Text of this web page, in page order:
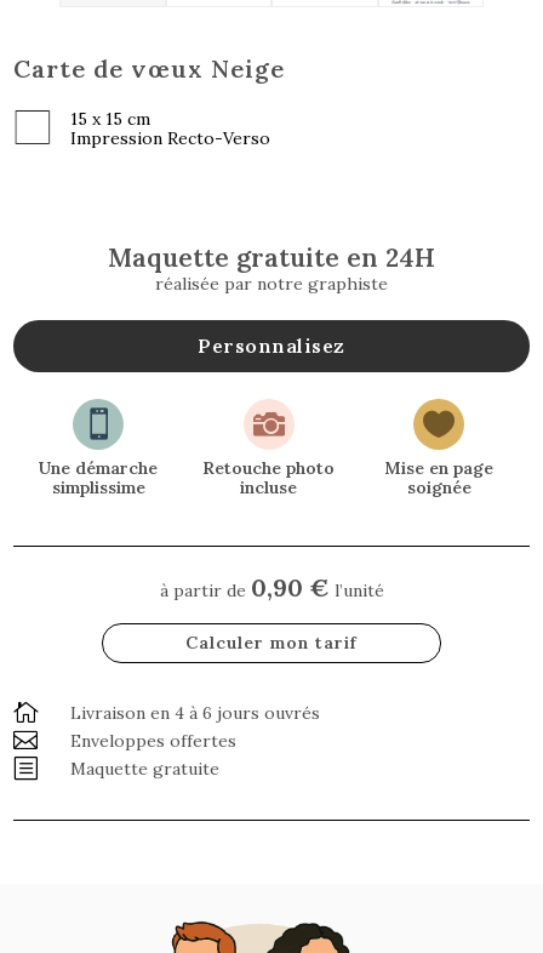
Carte de vœux Neige
15 x 15 cm
Impression Recto-Verso
Maquette gratuite en 24H
réalisée par notre graphiste
Personnalisez

Une démarche
simplissime

Retouche photo
incluse

Mise en page
soignée
à partir de 0,90 € l’unité
Calculer mon tarif
 Livraison en 4 à 6 jours ouvrés
 Enveloppes offertes
b Maquette gratuite